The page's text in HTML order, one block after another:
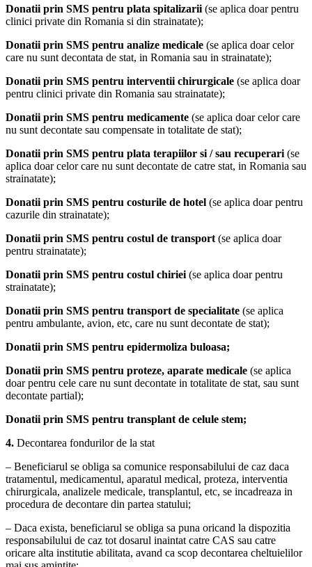
Donatii prin SMS pentru plata spitalizarii (se aplica doar pentru
clinici private din Romania si din strainatate);
Donatii prin SMS pentru analize medicale (se aplica doar celor
care nu sunt decontata de stat, in Romania sau in strainatate);
Donatii prin SMS pentru interventii chirurgicale (se aplica doar
pentru clinici private din Romania sau strainatate);
Donatii prin SMS pentru medicamente (se aplica doar celor care
nu sunt decontate sau compensate in totalitate de stat);
Donatii prin SMS pentru plata terapiilor si / sau recuperari (se
aplica doar celor care nu sunt decontate de catre stat, in Romania sau
strainatate);
Donatii prin SMS pentru costurile de hotel (se aplica doar pentru
cazurile din strainatate);
Donatii prin SMS pentru costul de transport (se aplica doar
pentru strainatate);
Donatii prin SMS pentru costul chiriei (se aplica doar pentru
strainatate);
Donatii prin SMS pentru transport de specialitate (se aplica
pentru ambulante, avion, etc, care nu sunt decontate de stat);
Donatii prin SMS pentru epidermoliza buloasa;
Donatii prin SMS pentru proteze, aparate medicale (se aplica
doar pentru cele care nu sunt decontate in totalitate de stat, sau sunt
decontate partial);
Donatii prin SMS pentru transplant de celule stem;
4. Decontarea fondurilor de la stat
– Beneficiarul se obliga sa comunice responsabilului de caz daca
tratamentul, medicamentul, aparatul medical, proteza, interventia
chirurgicala, analizele medicale, transplantul, etc, se incadreaza in
procedura de decontare din partea statului;
– Daca exista, beneficiarul se obliga sa puna oricand la dispozitia
responsabilului de caz tot dosarul inaintat catre CAS sau catre
oricare alta institutie abilitata, avand ca scop decontarea cheltuielilor